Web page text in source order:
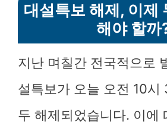
대설특보 해제, 이제
해야 할까
지난 며칠간 전국적으로
설특보가 오늘 오전 10시
두 해제되었습니다. 이에